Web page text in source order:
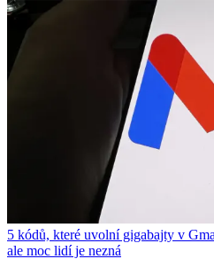
5 kódů, které uvolní gigabajty v
ale moc lidí je nezná